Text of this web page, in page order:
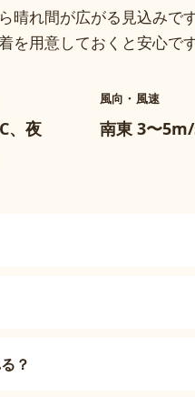
れ間が広がる見込みです
用意しておくと安心です
、夜
風向・風速
南東 3〜
？